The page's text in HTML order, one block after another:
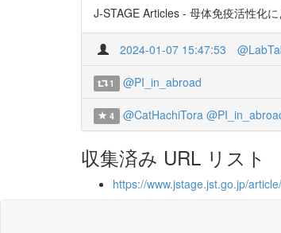
J-STAGE Articles - 母体免疫活性化
2024-01-07 15:47:53
1 @PI_in_abroad
4 @CatHachiTora
収集済み URL リスト
https://www.jstage.jst.go.jp/